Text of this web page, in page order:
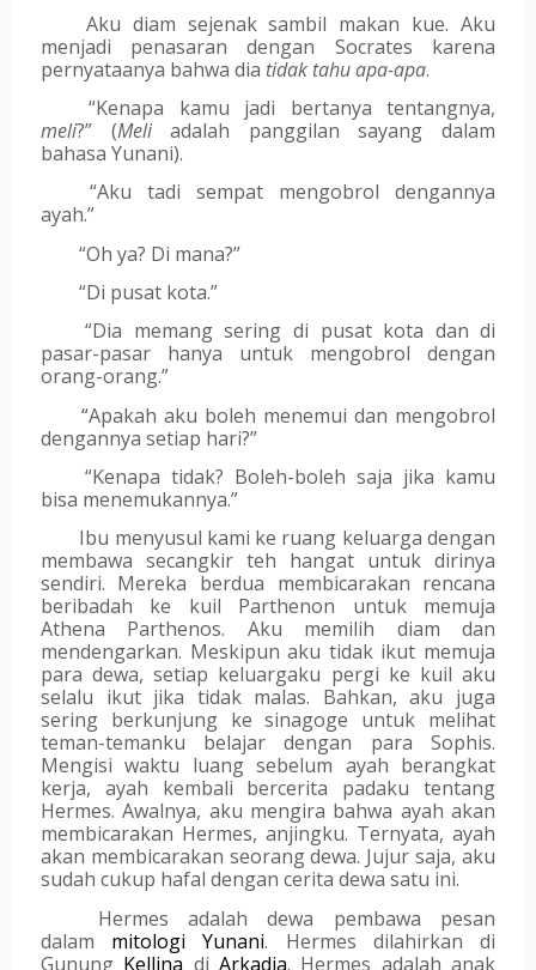
Aku diam sejenak sambil makan kue. Aku
menjadi penasaran dengan Socrates karena
pernyataanya bahwa dia tidak tahu apa-apa.
meli?” (Meli adalah panggilan sayang dalam
bahasa Yunani).
“Aku tadi sempat mengobrol dengannya
ayah.”
“Oh ya? Di mana?”
“Di pusat kota.”
“Dia memang sering di pusat kota dan di
pasar-pasar hanya untuk mengobrol dengan
orang-orang.”
“Apakah aku boleh menemui dan mengobrol
dengannya setiap hari?”
“Kenapa tidak? Boleh-boleh saja jika kamu
bisa menemukannya.”
Ibu menyusul kami ke ruang keluarga dengan
membawa secangkir teh hangat untuk dirinya
sendiri. Mereka berdua membicarakan rencana
beribadah ke kuil Parthenon untuk memuja
Athena Parthenos. Aku memilih diam dan
mendengarkan. Meskipun aku tidak ikut memuja
para dewa, setiap keluargaku pergi ke kuil aku
selalu ikut jika tidak malas. Bahkan, aku juga
sering berkunjung ke sinagoge untuk melihat
teman-temanku belajar dengan para Sophis.
Mengisi waktu luang sebelum ayah berangkat
kerja, ayah kembali bercerita padaku tentang
Hermes. Awalnya, aku mengira bahwa ayah akan
membicarakan Hermes, anjingku. Ternyata, ayah
akan membicarakan seorang dewa. Jujur saja, aku
sudah cukup hafal dengan cerita dewa satu ini.
Hermes adalah dewa pembawa pesan
dalam mitologi Yunani. Hermes dilahirkan di
Gunung Kellina di Arkadia. Hermes adalah anak